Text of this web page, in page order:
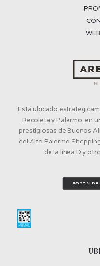
Está ubicado
Recoleta y Palermo, en
prestigiosas de Buenos
del Alto Palermo
de la línea D y
BOTÓN DE